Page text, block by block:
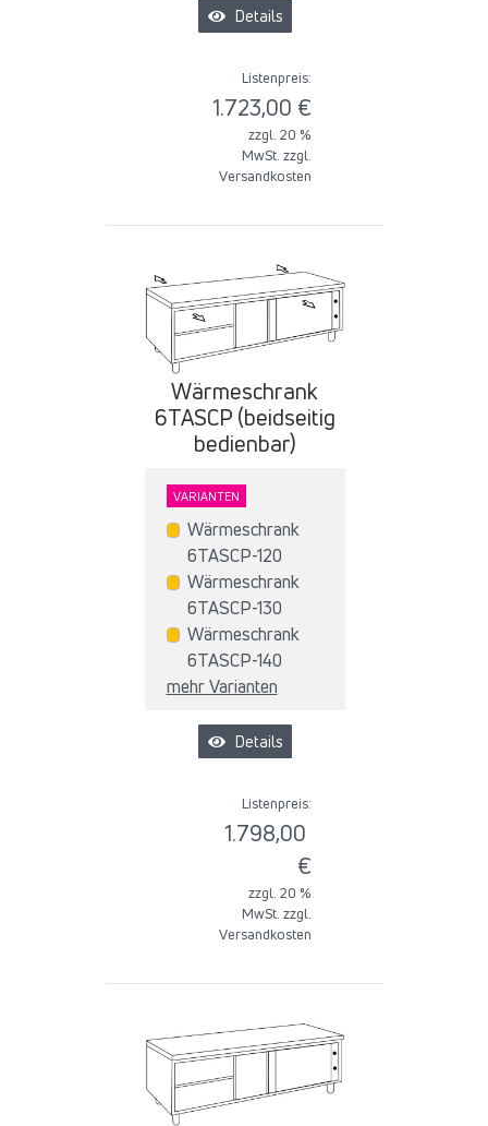
Details
Listenpreis:
1.723,00 €
zzgl. 20 %
MwSt. zzgl.
Versandkosten
Wärmeschrank
6TASCP (beidseitig
bedienbar)
VARIANTEN
Wärmeschrank
6TASCP-120
Wärmeschrank
6TASCP-130
Wärmeschrank
6TASCP-140
mehr Varianten
Details
Listenpreis:
1.798,00
€
zzgl. 20 %
MwSt. zzgl.
Versandkosten